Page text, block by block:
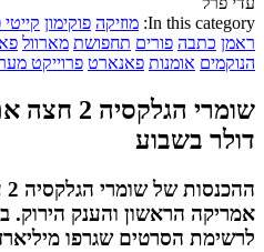
In this category: מוזיקה פוקימון קייטי
ראמן כתבה פורים תחפושת מארוול
הנוקמים אומנות פאנארט פרוייקט
שומרי
דולר בשבוע
אמריקה הראשון והענק
לרשימת הסרטים שגרפו